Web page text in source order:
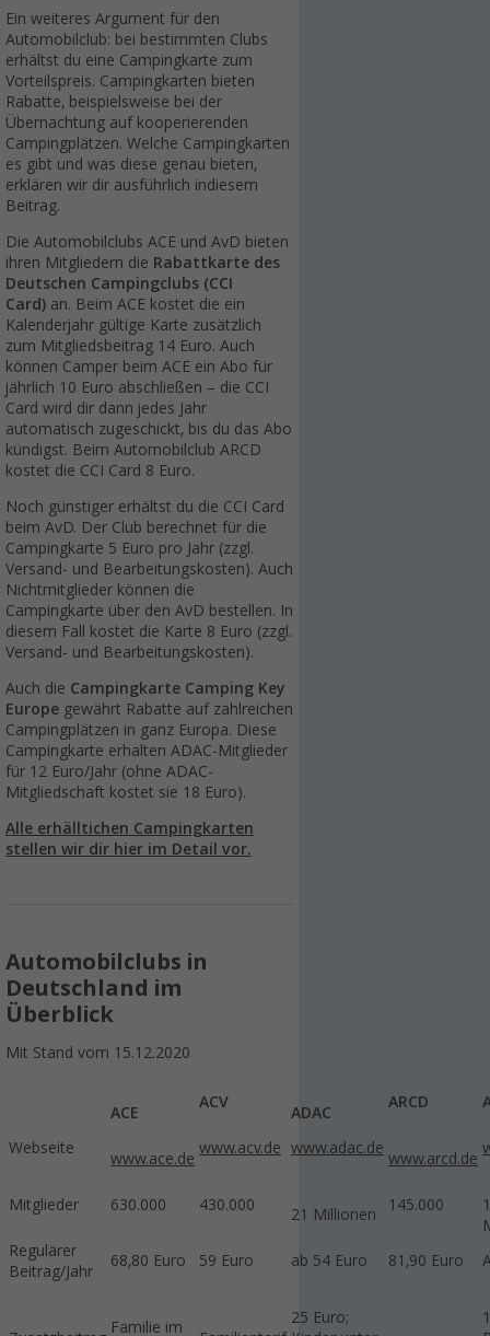
Ein weiteres Argument für den
Automobilclub: bei bestimmten Clubs
erhältst du eine Campingkarte zum
Vorteilspreis. Campingkarten bieten
Rabatte, beispielsweise bei der
Übernachtung auf kooperierenden
Campingplätzen. Welche Campingkarten
es gibt und was diese genau bieten,
erklären wir dir ausführlich indiesem
Beitrag.
Die Automobilclubs ACE und AvD bieten
ihren Mitgliedern die Rabattkarte des
Deutschen Campingclubs (CCI
Card) an. Beim ACE kostet die ein
Kalenderjahr gültige Karte zusätzlich
zum Mitgliedsbeitrag 14 Euro. Auch
können Camper beim ACE ein Abo für
jährlich 10 Euro abschließen – die CCI
Card wird dir dann jedes Jahr
automatisch zugeschickt, bis du das Abo
kündigst. Beim Automobilclub ARCD
kostet die CCI Card 8 Euro.
Noch günstiger erhältst du die CCI Card
beim AvD. Der Club berechnet für die
Campingkarte 5 Euro pro Jahr (zzgl.
Versand- und Bearbeitungskosten). Auch
Nichtmitglieder können die
Campingkarte über den AvD bestellen. In
diesem Fall kostet die Karte 8 Euro (zzgl.
Versand- und Bearbeitungskosten).
Auch die Campingkarte Camping Key
Europe gewährt Rabatte auf zahlreichen
Campingplätzen in ganz Europa. Diese
Campingkarte erhalten ADAC-Mitglieder
für 12 Euro/Jahr (ohne ADAC-
Mitgliedschaft kostet sie 18 Euro).
Alle erhälltichen Campingkarten
stellen wir dir hier im Detail vor.
Automobilclubs in
Deutschland im
Überblick
Mit Stand vom 15.12.2020
ACE
ACV
ADAC
ARCD
Webseite
www.ace.de
www.acv.de www.adac.de
www.arcd.de
Mitglieder 630.000 430.000
21 Millionen
145.000
Regulärer
Beitrag/Jahr
68,80 Euro 59 Euro ab 54 Euro 81,90 Euro
Familie im
25 Euro;